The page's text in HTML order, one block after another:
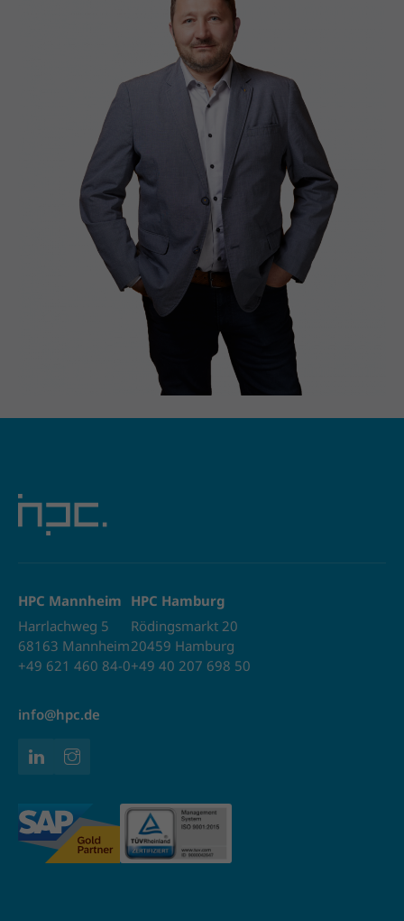
HPC Mannheim
Harrlachweg 5
68163 Mannheim
+49 621 460 84-0
HPC Hamburg
Rödingsmarkt 20
20459 Hamburg
+49 40 207 698 50
info@hpc.de